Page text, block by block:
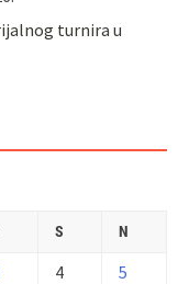
turnira u
S N
4
5